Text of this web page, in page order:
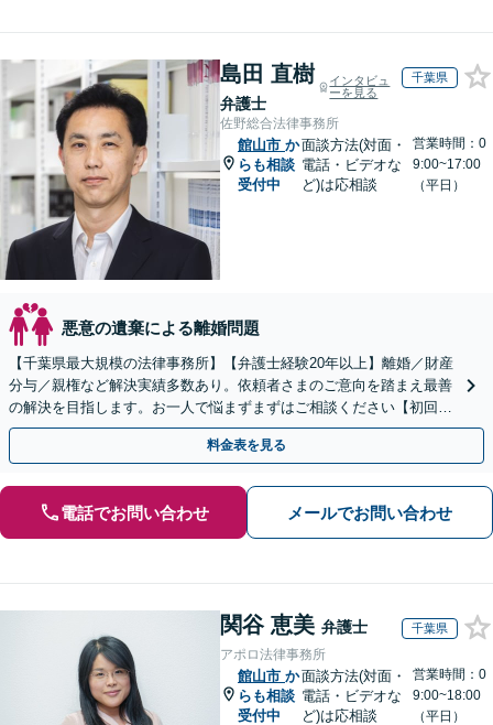
島田 直樹
弁護士
インタビュ
ーを見る
千葉県
佐野総合法律事務所
館山市 か
らも相談
受付中
面談方法(対面・
電話・ビデオな
ど)は応相談
営業時間：0
9:00~17:00
（平日）
悪意の遺棄による離婚問題
【千葉県最大規模の法律事務所】【弁護士経験20年以上】離婚／財産
分与／親権など解決実績多数あり。依頼者さまのご意向を踏まえ最善
の解決を目指します。お一人で悩まずまずはご相談ください【初回来
所相談無料】【電話・web面談可】【千葉中央駅5分】
料金表を見る
電話でお問い合わせ メールでお問い合わせ
関谷 恵美 弁護士 千葉県
アポロ法律事務所
館山市 か
らも相談
受付中
面談方法(対面・
電話・ビデオな
ど)は応相談
営業時間：0
9:00~18:00
（平日）